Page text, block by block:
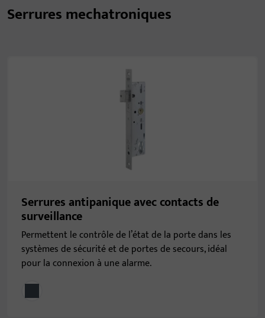
Serrures mechatroniques
Serrures antipanique avec contacts de
surveillance
Permettent le contrôle de l’état de la porte dans les
systèmes de sécurité et de portes de secours, idéal
pour la connexion à une alarme.